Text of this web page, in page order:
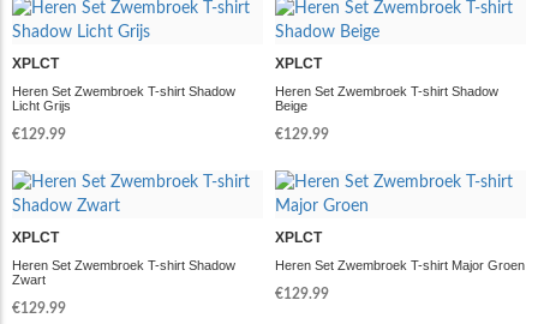
XPLCT
Heren Set Zwembroek T-shirt Shadow
Licht Grijs
€129.99
XPLCT
Heren Set Zwembroek T-shirt Shadow
Beige
€129.99
XPLCT
Heren Set Zwembroek T-shirt Shadow
Zwart
€129.99
XPLCT
Heren Set Zwembroek T-shirt Major Groen
€129.99